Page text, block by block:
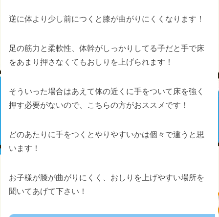
逆に体より少し前につくと膝が曲がりにくくなります！
足の筋力と柔軟性、体幹がしっかりしてる子だと手で床
をあまり押さなくてもおしりを上げられます！
そういった場合はあえて体の近くに手をついて床を強く
押す必要がないので、こちらの方がおススメです！
どのあたりに手をつくとやりやすいかは個々で違うと思
います！
お子様が膝が曲がりにくく、おしりを上げやすい場所を
聞いてあげて下さい！